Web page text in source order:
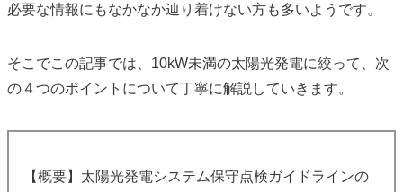
必要な情報にもなかなか辿り着けない方も多いようです。
そこでこの記事では、10kW未満の太陽光発電に絞って、次
の４つのポイントについて丁寧に解説していきます。
【概要】太陽光発電システム保守点検ガイドラインの